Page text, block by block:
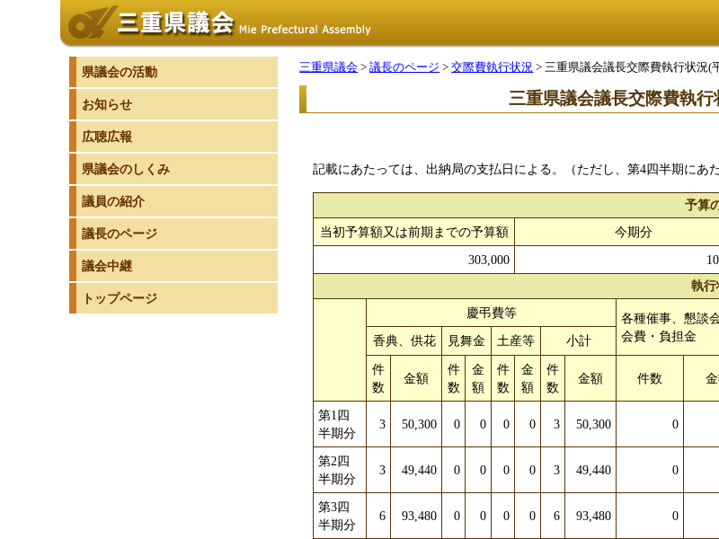
三重県議会 >議長のページ >交際費執行状況 > 三重県議会議長交際費執行状況(
三重県議会議長交際費執行
記載にあたっては、出納局の支払日による。（ただし、第4四半期にあ
予算
当初予算額又は前期までの予算額
今期分
303,000
執
慶弔費等
各種催事、懇談
会費・負担金
香典、供花
見舞金 土産等
小計
件
数
金額
件
数
金
額
件
数
金
額
件
数
金額 件数
第1四
半期分
3 50,300 0 0 0 0 3 50,300 0
第2四
半期分
3 49,440 0 0 0 0 3 49,440 0
第3四
半期分
6 93,480 0 0 0 0 6 93,480 0
県議会の活動
お知らせ
広聴広報
県議会のしくみ
議員の紹介
議長のページ
議会中継
トップページ